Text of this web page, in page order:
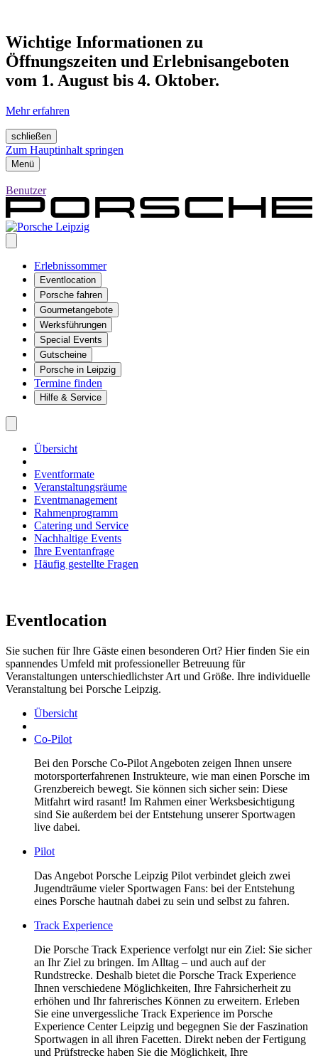
Wichtige Informationen zu
Öffnungszeiten und Erlebnisangeboten
vom 1. August bis 4. Oktober.
Mehr erfahren
schließen
Zum Hauptinhalt springen
Menü
Benutzer
Erlebnissommer
Eventlocation
Porsche fahren
Gourmetangebote
Werksführungen
Special Events
Gutscheine
Porsche in Leipzig
Termine finden
Hilfe & Service
Übersicht
Eventformate
Veranstaltungsräume
Eventmanagement
Rahmenprogramm
Catering und Service
Nachhaltige Events
Ihre Eventanfrage
Häufig gestellte Fragen
Eventlocation
Sie suchen für Ihre Gäste einen besonderen Ort? Hier finden Sie ein
spannendes Umfeld mit professioneller Betreuung für
Veranstaltungen unterschiedlichster Art und Größe. Ihre individuelle
Veranstaltung bei Porsche Leipzig.
Übersicht
Co-Pilot
Bei den Porsche Co-Pilot Angeboten zeigen Ihnen unsere
motorsporterfahrenen Instrukteure, wie man einen Porsche im
Grenzbereich bewegt. Sie können sich sicher sein: Diese
Mitfahrt wird rasant! Im Rahmen einer Werksbesichtigung
sind Sie außerdem bei der Entstehung unserer Sportwagen
live dabei.
Pilot
Das Angebot Porsche Leipzig Pilot verbindet gleich zwei
Jugendträume vieler Sportwagen Fans: bei der Entstehung
eines Porsche hautnah dabei zu sein und selbst zu fahren.
Track Experience
Die Porsche Track Experience verfolgt nur ein Ziel: Sie sicher
an Ihr Ziel zu bringen. Im Alltag – und auch auf der
Rundstrecke. Deshalb bietet die Porsche Track Experience
Ihnen verschiedene Möglichkeiten, Ihre Fahrsicherheit zu
erhöhen und Ihr fahrerisches Können zu erweitern. Erleben
Sie eine unvergessliche Track Experience im Porsche
Experience Center Leipzig und begegnen Sie der Faszination
Sportwagen in all ihren Facetten. Direkt neben der Fertigung
und Prüfstrecke haben Sie die Möglichkeit, Ihre